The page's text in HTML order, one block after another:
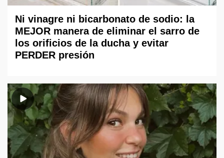
Ni vinagre ni bicarbonato de sodio: la
MEJOR manera de eliminar el sarro de
los orificios de la ducha y evitar
PERDER presión